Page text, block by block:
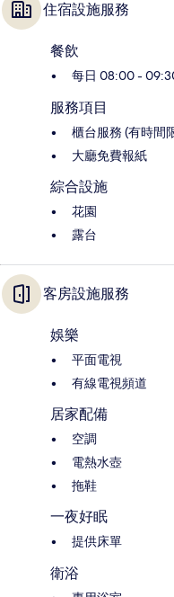
住宿設施服務
餐飲
每日 08:00 -
服務項目
櫃台服務 (有時間
大廳免費報紙
綜合設施
花園
露台
客房設施服務
娛樂
平面電視
有線電視頻道
居家配備
空調
電熱水壺
拖鞋
一夜好眠
提供床單
衛浴